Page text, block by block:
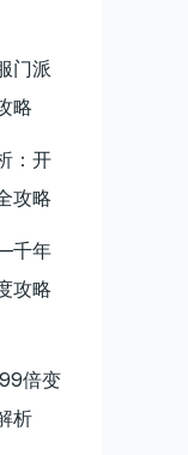
门派
略
：开
攻略
千年
攻略
倍变
析